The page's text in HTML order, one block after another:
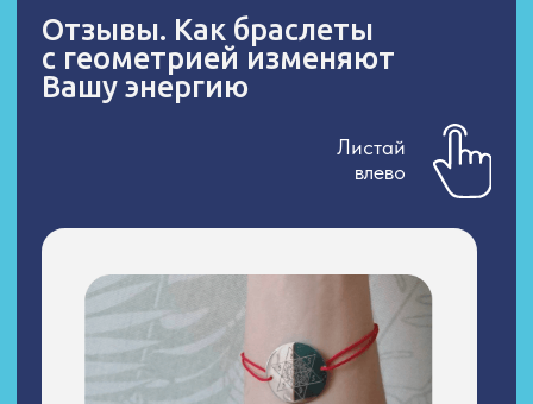
Есть наиболее активные уже по факту
рождения, а есть по задачам те, что требуют
проработки и более активного включения.
У каждого человека это свой набор, который
Выберите
подходящий набор